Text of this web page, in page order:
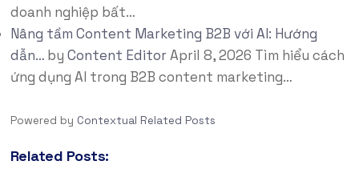
doanh nghiệp bất…
Nâng tầm Content Marketing B2B với AI: Hướng
dẫn…by Content EditorApril 8, 2026 Tìm hiểu cách
ứng dụng AI trong B2B content marketing…
Powered by Contextual Related Posts
Related Posts: